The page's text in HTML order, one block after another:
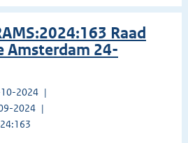
Raad
Amsterdam 24-
2024
2024